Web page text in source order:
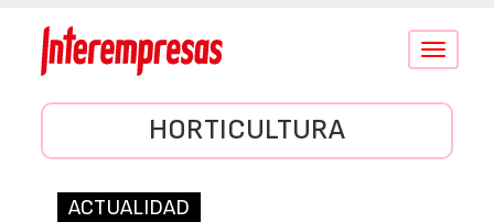
Conmutar
HORTICULTURA
ACTUALIDAD